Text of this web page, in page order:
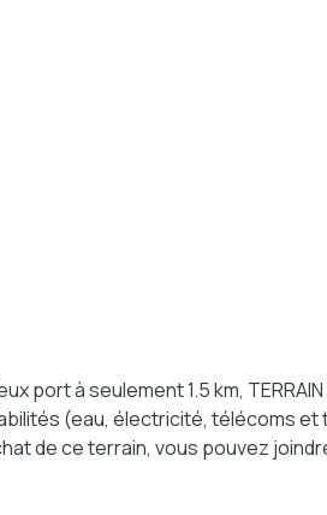
port à seulement 1.5 km,
(eau, électricité, télécoms
de ce terrain, vous pouvez